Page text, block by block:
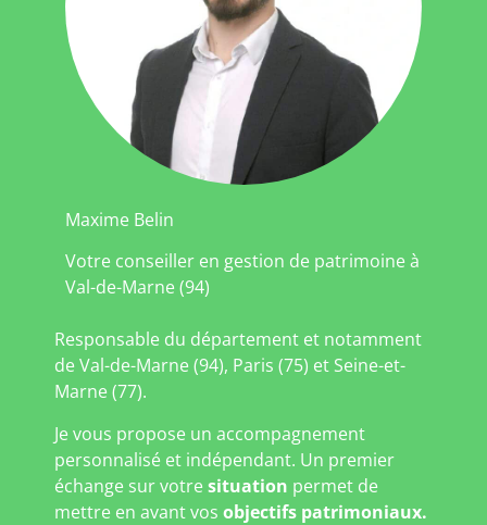
Maxime Belin
Votre conseiller en gestion de patrimoine à
Val-de-Marne (94)
Responsable du département et notamment
de Val-de-Marne (94), Paris (75) et Seine-et-
Marne (77).
Je vous propose un accompagnement
personnalisé et indépendant. Un premier
échange sur votresituation permet de
mettre en avant vos objectifs patrimoniaux.